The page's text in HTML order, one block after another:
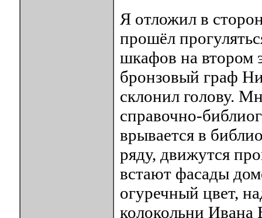
Я отложил в
прошёл
шкафов на втором
бронзовый граф
склонил голову.
справочно-
врывается в
ряду, движутся
встают фасады
огуречный цвет,
колокольни Ивана